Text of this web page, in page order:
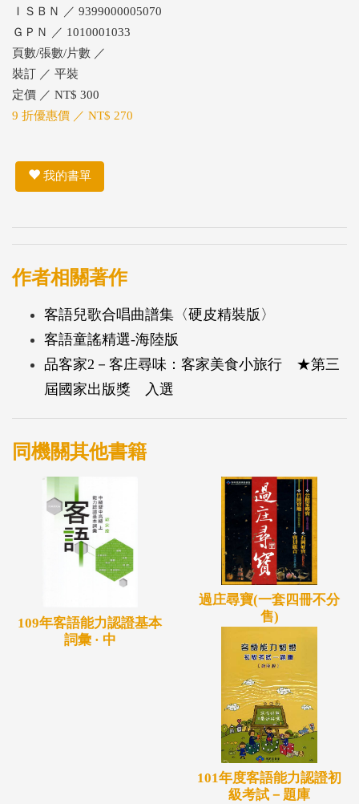
ＩＳＢＮ ／ 9399000005070
ＧＰＮ ／ 1010001033
頁數/張數/片數 ／
裝訂 ／ 平裝
定價 ／ NT$ 300
9 折優惠價 ／ NT$ 270
我的書單
作者相關著作
客語兒歌合唱曲譜集〈硬皮精裝版〉
客語童謠精選-海陸版
品客家2－客庄尋味：客家美食小旅行 ★第三
屆國家出版獎 入選
同機關其他書籍
109年客語能力認證基本
詞彙 · 中
過庄尋寶(一套四冊不分
售)
101年度客語能力認證初
級考試－題庫